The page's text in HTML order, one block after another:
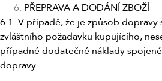
PŘEPRAVA A DODÁNÍ ZBOŽÍ
6.1. V případě, že je způsob dopravy
zvláštního požadavku kupujícího,
případné dodatečné náklady
dopravy.